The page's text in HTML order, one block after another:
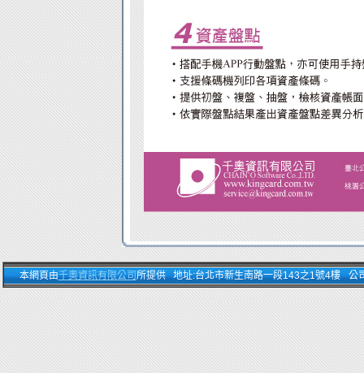
本網頁由千奧資訊有限公司所提供 地址:台北市新生南路一段143之1號4樓